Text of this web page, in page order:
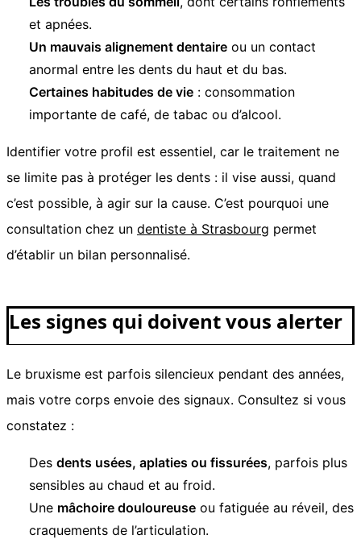
et apnées.
Un mauvais alignement dentaire ou un contact
anormal entre les dents du haut et du bas.
Certaines habitudes de vie : consommation
importante de café, de tabac ou d’alcool.
Identifier votre profil est essentiel, car le traitement ne
se limite pas à protéger les dents : il vise aussi, quand
c’est possible, à agir sur la cause. C’est pourquoi une
consultation chez un dentiste à Strasbourg permet
d’établir un bilan personnalisé.
Les signes qui doivent vous alerter
Le bruxisme est parfois silencieux pendant des années,
mais votre corps envoie des signaux. Consultez si vous
constatez :
Des dents usées, aplaties ou fissurées, parfois plus
sensibles au chaud et au froid.
Une mâchoire douloureuse ou fatiguée au réveil, des
craquements de l’articulation.